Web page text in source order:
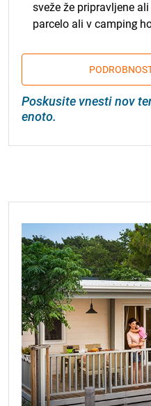
sveže že pripravljene
parcelo ali v camping
Poskusite vnesti nov
enoto.